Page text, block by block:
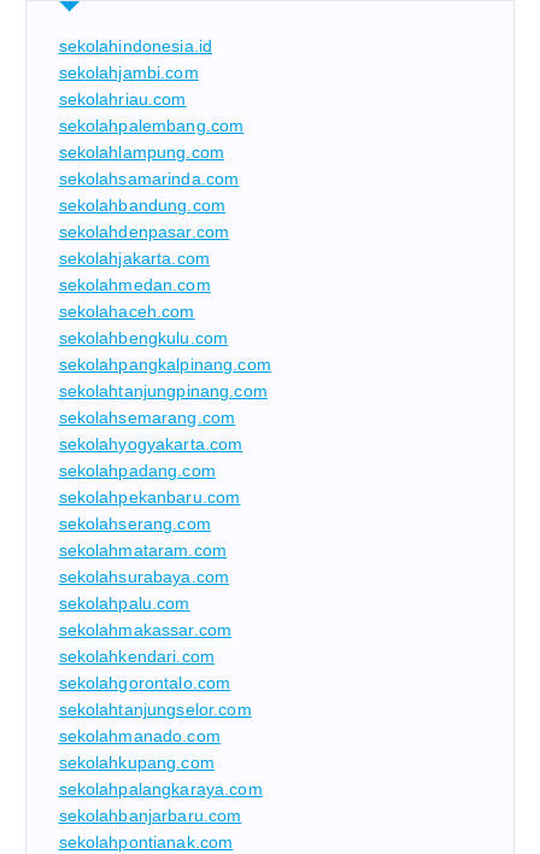
sekolahindonesia.id
sekolahjambi.com
sekolahriau.com
sekolahpalembang.com
sekolahlampung.com
sekolahsamarinda.com
sekolahbandung.com
sekolahdenpasar.com
sekolahjakarta.com
sekolahmedan.com
sekolahaceh.com
sekolahbengkulu.com
sekolahpangkalpinang.com
sekolahtanjungpinang.com
sekolahsemarang.com
sekolahyogyakarta.com
sekolahpadang.com
sekolahpekanbaru.com
sekolahserang.com
sekolahmataram.com
sekolahsurabaya.com
sekolahpalu.com
sekolahmakassar.com
sekolahkendari.com
sekolahgorontalo.com
sekolahtanjungselor.com
sekolahmanado.com
sekolahkupang.com
sekolahpalangkaraya.com
sekolahbanjarbaru.com
sekolahpontianak.com